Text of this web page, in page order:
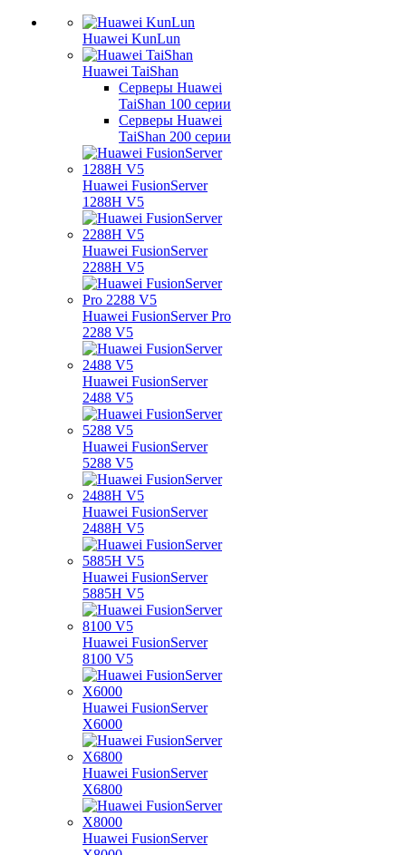
Huawei KunLun
Huawei TaiShan
Серверы Huawei
TaiShan 100 серии
Серверы Huawei
TaiShan 200 серии
Huawei FusionServer
1288H V5
Huawei FusionServer
2288H V5
Huawei FusionServer Pro
2288 V5
Huawei FusionServer
2488 V5
Huawei FusionServer
5288 V5
Huawei FusionServer
2488H V5
Huawei FusionServer
5885H V5
Huawei FusionServer
8100 V5
Huawei FusionServer
X6000
Huawei FusionServer
X6800
Huawei FusionServer